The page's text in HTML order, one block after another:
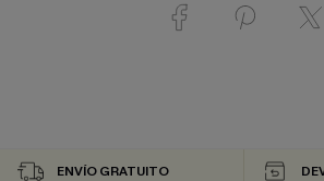
ENVÍO GRATUITO